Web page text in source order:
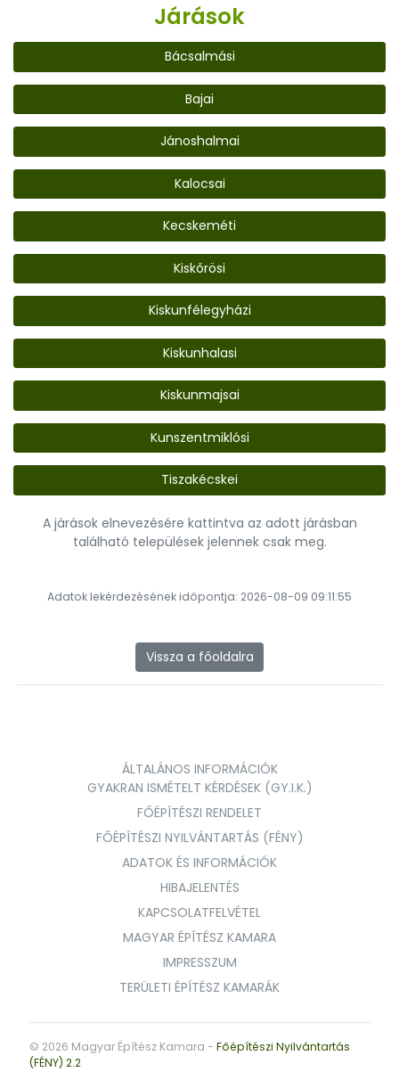
Járások
Bácsalmási
Bajai
Jánoshalmai
Kalocsai
Kecskeméti
Kiskőrösi
Kiskunfélegyházi
Kiskunhalasi
Kiskunmajsai
Kunszentmiklósi
Tiszakécskei
A járások elnevezésére kattintva az adott járásban
található települések jelennek csak meg.
Adatok lekérdezésének időpontja: 2026-08-09 09:11:55
Vissza a főoldalra
ÁLTALÁNOS INFORMÁCIÓK
GYAKRAN ISMÉTELT KÉRDÉSEK (GY.I.K.)
FŐÉPÍTÉSZI RENDELET
FŐÉPÍTÉSZI NYILVÁNTARTÁS (FÉNY)
ADATOK ÉS INFORMÁCIÓK
HIBAJELENTÉS
KAPCSOLATFELVÉTEL
MAGYAR ÉPÍTÉSZ KAMARA
IMPRESSZUM
TERÜLETI ÉPÍTÉSZ KAMARÁK
© 2026 Magyar Építész Kamara - Főépítészi Nyilvántartás
(FÉNY) 2.2